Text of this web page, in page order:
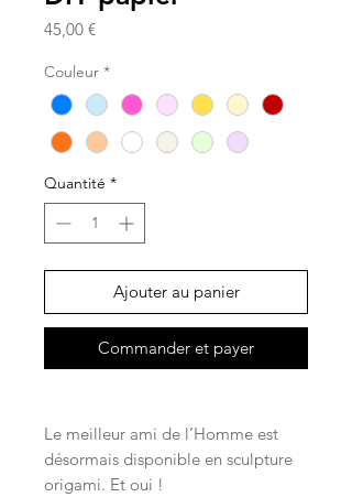
45,00 €Prix
Couleur *
Quantité *
Ajouter au panier
Commander et payer
Le meilleur ami de l’Homme est
désormais disponible en sculpture
origami. Et oui !